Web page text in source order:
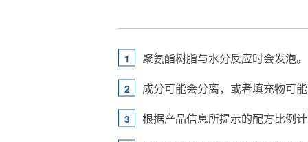
聚氨酯树脂与水分反应时会发泡
成分可能会分离，或者填充物可
根据产品信息所提示的配方比例